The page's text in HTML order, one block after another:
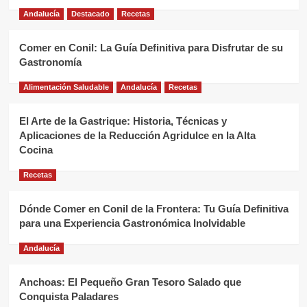
Andalucía Destacado Recetas
Comer en Conil: La Guía Definitiva para Disfrutar de su
Gastronomía
Alimentación Saludable Andalucía Recetas
El Arte de la Gastrique: Historia, Técnicas y
Aplicaciones de la Reducción Agridulce en la Alta
Cocina
Recetas
Dónde Comer en Conil de la Frontera: Tu Guía Definitiva
para una Experiencia Gastronómica Inolvidable
Andalucía
Anchoas: El Pequeño Gran Tesoro Salado que
Conquista Paladares